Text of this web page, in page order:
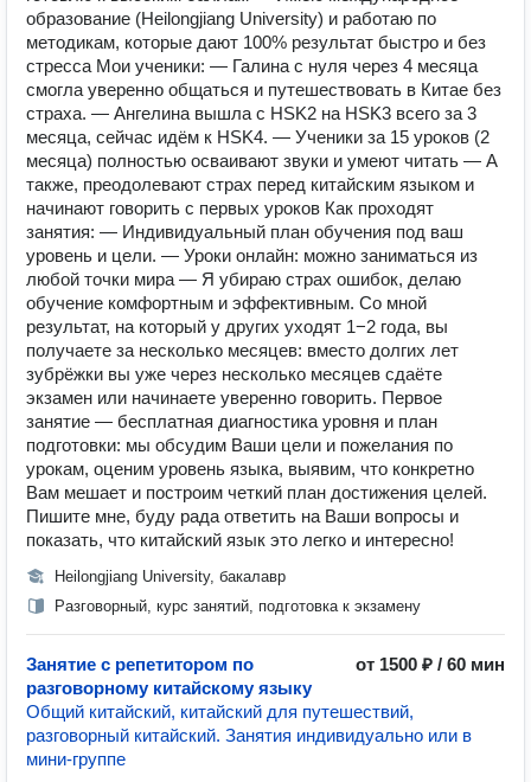
образование (Heilongjiang University) и работаю по
методикам, которые дают 100% результат быстро и без
стресса Мои ученики: — Галина с нуля через 4 месяца
смогла уверенно общаться и путешествовать в Китае без
страха. — Ангелина вышла с HSK2 на HSK3 всего за 3
месяца, сейчас идём к HSK4. — Ученики за 15 уроков (2
месяца) полностью осваивают звуки и умеют читать — А
также, преодолевают страх перед китайским языком и
начинают говорить с первых уроков Как проходят
занятия: — Индивидуальный план обучения под ваш
уровень и цели. — Уроки онлайн: можно заниматься из
любой точки мира — Я убираю страх ошибок, делаю
обучение комфортным и эффективным. Со мной
результат, на который у других уходят 1−2 года, вы
получаете за несколько месяцев: вместо долгих лет
зубрёжки вы уже через несколько месяцев сдаёте
экзамен или начинаете уверенно говорить. Первое
занятие — бесплатная диагностика уровня и план
подготовки: мы обсудим Ваши цели и пожелания по
урокам, оценим уровень языка, выявим, что конкретно
Вам мешает и построим четкий план достижения целей.
Пишите мне, буду рада ответить на Ваши вопросы и
показать, что китайский язык это легко и интересно!
Heilongjiang University, бакалавр
Разговорный, курс занятий, подготовка к экзамену
Занятие с репетитором по
разговорному китайскому языку
от 1500 ₽ / 60 мин
Общий китайский, китайский для путешествий,
разговорный китайский. Занятия индивидуально или в
мини-группе